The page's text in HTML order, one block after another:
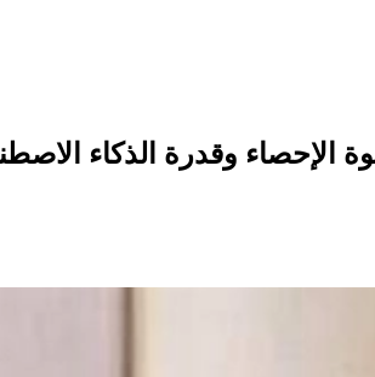
الإحصاء وقدرة الذكاء